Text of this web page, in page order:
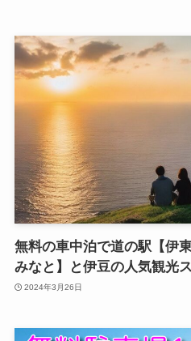
無料の車中泊で道の駅【伊
みなと】と伊豆の人気観光
2024年3月26日